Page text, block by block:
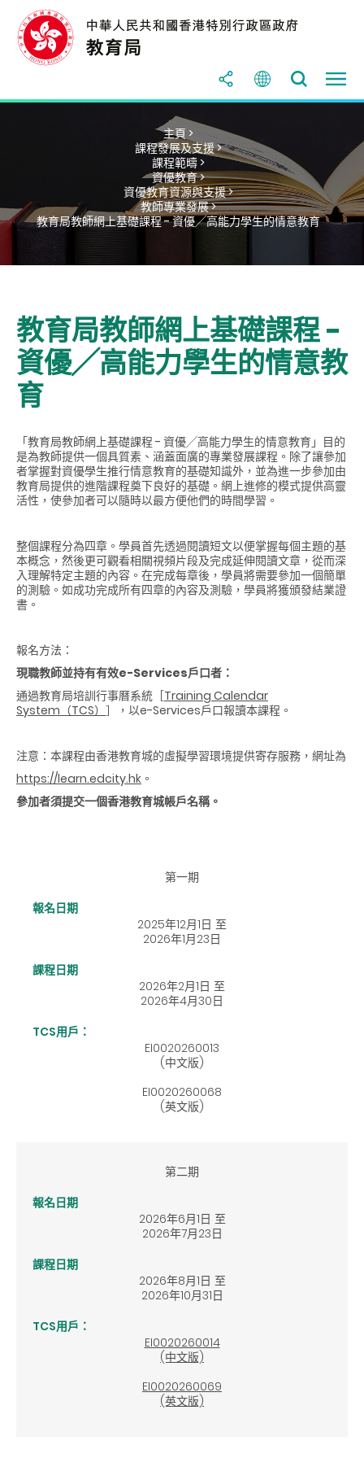
主頁 >
課程發展及支援 >
課程範疇 >
資優教育 >
資優教育資源與支援 >
教師專業發展 >
教育局教師網上基礎課程 - 資優╱高能力學生的情意教育
教育局教師網上基礎課程 -
資優╱高能力學生的情意教
育
「教育局教師網上基礎課程 - 資優╱高能力學生的情意教育」目的
是為教師提供一個具質素、涵蓋面廣的專業發展課程。除了讓參加
者掌握對資優學生推行情意教育的基礎知識外，並為進一步參加由
教育局提供的進階課程奠下良好的基礎。網上進修的模式提供高靈
活性，使參加者可以隨時以最方便他們的時間學習。
整個課程分為四章。學員首先透過閱讀短文以便掌握每個主題的基
本概念，然後更可觀看相關視頻片段及完成延伸閱讀文章，從而深
入理解特定主題的內容。在完成每章後，學員將需要參加一個簡單
的測驗。如成功完成所有四章的內容及測驗，學員將獲頒發結業證
書。
報名方法：
現職教師並持有有效e-Services戶口者：
通過教育局培訓行事曆系統［Training Calendar
System（TCS） ］，以e-Services戶口報讀本課程。
注意：本課程由香港教育城的虛擬學習環境提供寄存服務，網址為
https://learn.edcity.hk 。
參加者須提交一個香港教育城帳戶名稱。
第一期
報名日期
2025年12月1日 至
2026年1月23日
課程日期
2026年2月1日 至
2026年4月30日
TCS用戶：
EI0020260013
(中文版)
EI0020260068
(英文版)
第二期
報名日期
2026年6月1日 至
2026年7月23日
課程日期
2026年8月1日 至
2026年10月31日
TCS用戶：
EI0020260014
(中文版)
EI0020260069
(英文版)